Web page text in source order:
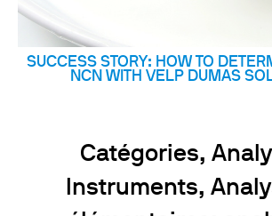
SUCCESS STORY: HOW TO
NCN WITH VELP DUMAS
Catégories,
Instruments,